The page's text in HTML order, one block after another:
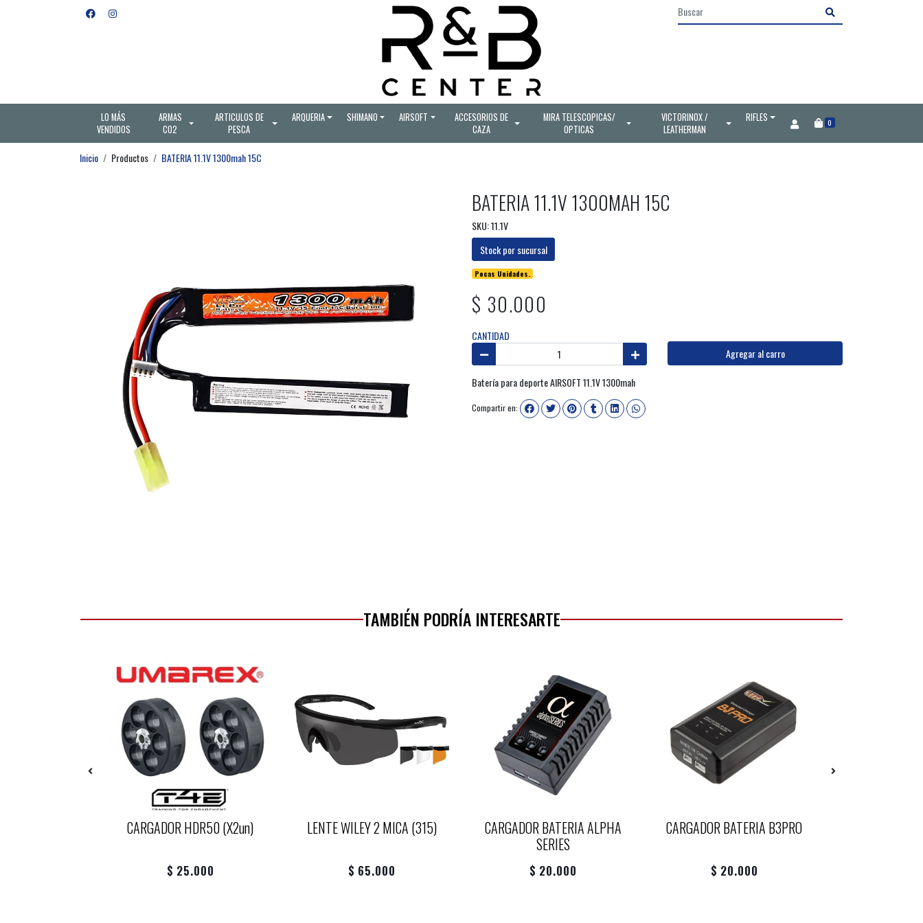
LO MÁS
VENDIDOS
ARMAS
CO2
ARTICULOS DE
PESCA
ARQUERIA SHIMANO AIRSOFT
ACCESORIOS DE
CAZA
MIRA TELESCOPICAS/
OPTICAS
VICTORINOX /
LEATHERMAN
RIFLES 0
Inicio Productos BATERIA 11.1V 1300mah 15C
BATERIA 11.1V 1300MAH 15C
SKU: 11.1V
Stock por sucursal
Pocas Unidades.
$ 30.000
CANTIDAD
Agregar al carro
Batería para deporte AIRSOFT 11.1V 1300mah
Compartir en:
TAMBIÉN PODRÍA INTERESARTE
CARGADOR HDR50 (x2un)
$ 25.000
LENTE WILEY 2 MICA (315)
$ 65.000
CARGADOR BATERIA ALPHA
SERIES
$ 20.000
CARGADOR BATERIA B3PRO
$ 20.000